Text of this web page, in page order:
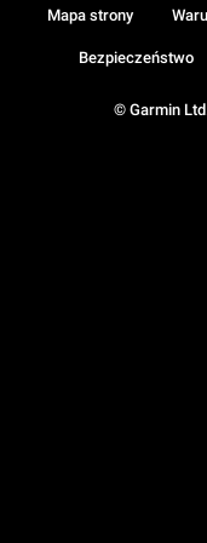
© Garmin
Mapa strony
Bezpieczeństwo